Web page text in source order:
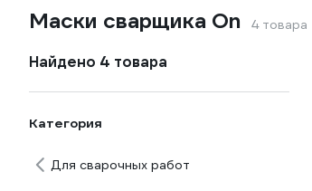
Маски сварщика On 4 товара
Найдено 4 товара
Категория
Для сварочных работ